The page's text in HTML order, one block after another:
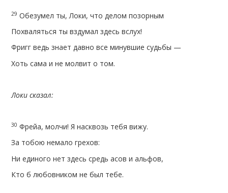
29 Обезумел ты, Локи, что делом позорным
Похваляться ты вздумал здесь вслух!
Фригг ведь знает давно все минувшие судьбы —
Хоть сама и не молвит о том.
Локи сказал:
30 Фрейа, молчи! Я насквозь тебя вижу.
За тобою немало грехов:
Ни единого нет здесь средь асов и альфов,
Кто б любовником не был тебе.